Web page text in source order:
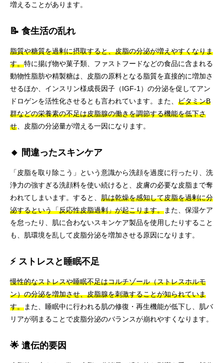
増えることがあります。
📝 食生活の乱れ
脂質や糖質を過剰に摂取すると、皮脂の分泌が増えやすくなりま
す。特に揚げ物や菓子類、ファストフードなどの食品に含まれる
動物性脂肪や精製糖は、皮脂の原料となる脂質を直接的に増加さ
せるほか、インスリン様成長因子（IGF-1）の分泌を促してアン
ドロゲンを活性化させるとも言われています。また、 ビタミンB
群などの栄養素の不足は皮脂腺の働きを調節する機能を低下さ
せ 、皮脂の分泌量が増える一因になります。
🔸 間違ったスキンケア
「皮脂を取り除こう」という意識から洗顔を過度に行ったり、洗
浄力の強すぎる洗顔料を使い続けると、皮膚の必要な皮脂まで奪
われてしまいます。すると、 肌は乾燥を感知して皮脂を過剰に分
泌するという「反応性皮脂過剰」が起こります。また、保湿ケア
を怠ったり、肌に合わないスキンケア製品を使用したりすること
も、肌環境を乱して皮脂分泌を増加させる原因になります。
⚡ ストレスと睡眠不足
慢性的なストレスや睡眠不足はコルチゾール（ストレスホルモ
ン）の分泌を増加させ、皮脂腺を刺激することが知られていま
す。また、睡眠中に行われる肌の修復・再生機能が低下し、肌バ
リアが弱まることで皮脂分泌のバランスが崩れやすくなります。
🌟 遺伝的要因